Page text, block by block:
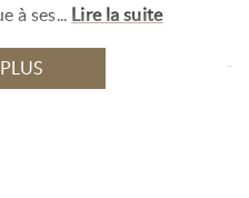
à ses... Lire la suite